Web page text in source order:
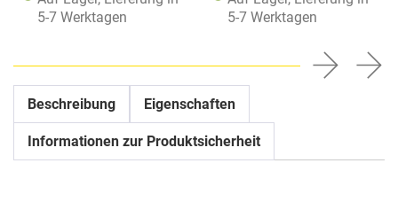
5-7 Werktagen
5-7 Werktagen
Beschreibung Eigenschaften
Informationen zur Produktsicherheit